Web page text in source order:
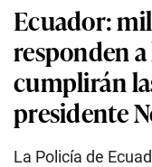
Ecuador:
responden
cumplirán
presidente
La Policía de